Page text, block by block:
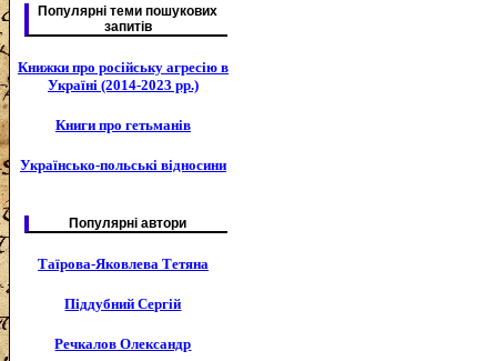
Популярні теми пошукових
запитів
Книжки про російську агресію в
Україні (2014-2023 рр.)
Книги про гетьманів
Українсько-польські відносини
Популярні автори
Таїрова-Яковлева Тетяна
Піддубний Сергій
Речкалов Олександр